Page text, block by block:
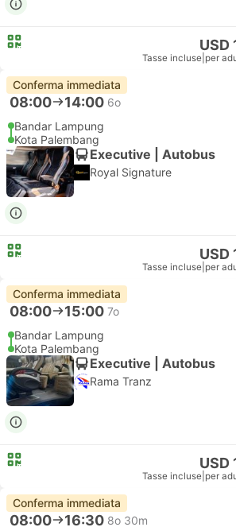
USD
Tasse incluse per
Conferma immediata
08:00 14:00 6o
Bandar Lampung
Kota Palembang
Executive | Autobus
Royal Signature
USD
Tasse incluse per
Conferma immediata
08:00 15:00 7o
Bandar Lampung
Kota Palembang
Executive | Autobus
Rama Tranz
USD
Tasse incluse per
Conferma immediata
08:00 16:30 8o 30m